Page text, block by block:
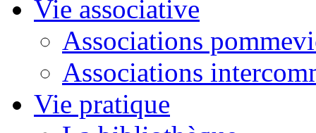
Vie associative
Associations
Associations
Vie pratique